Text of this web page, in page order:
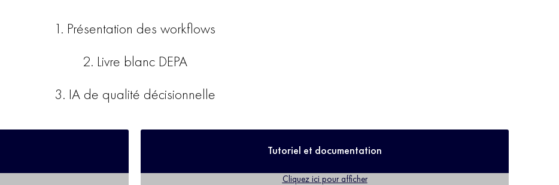
1. Présentation des workflows
2. Livre blanc DEPA
3. IA de qualité décisionnelle
Tutoriel et documentation
Cliquez ici pour afficher